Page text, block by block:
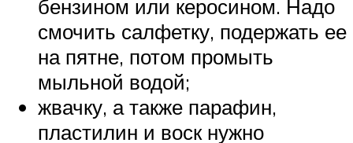
бензином или керосином. Надо
смочить салфетку, подержать ее
на пятне, потом промыть
мыльной водой;
жвачку, а также парафин,
пластилин и воск нужно